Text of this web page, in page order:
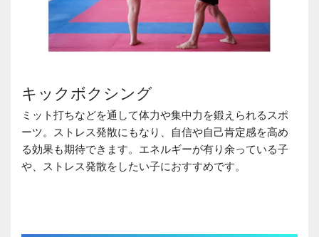
キックボクシング
ミット打ちなどを通して体力や集中力を鍛えられるスポ
ーツ。ストレス発散にもなり、自信や自己肯定感を高め
る効果も期待できます。エネルギーが有り余っている子
や、ストレス発散をしたい子におすすめです。